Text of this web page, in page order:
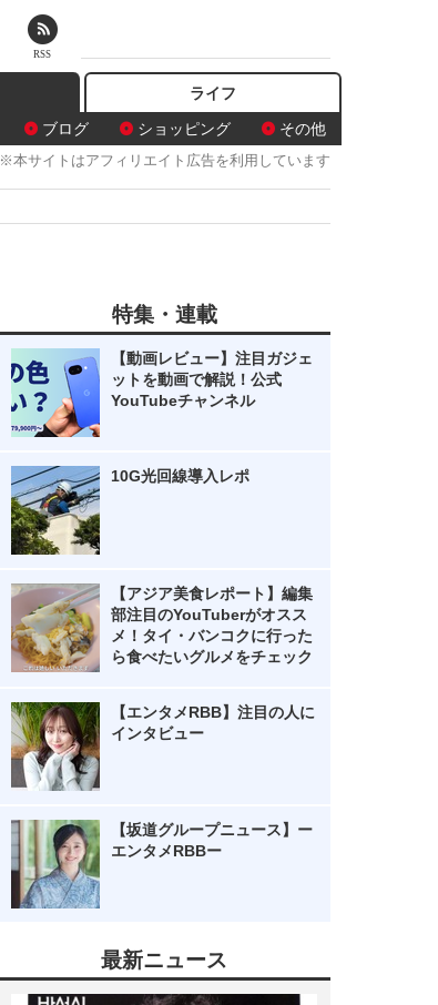
ブログ ショッピング その他
ライフ
※本サイトはアフィリエイト広告を利用しています
特集・連載
【動画レビュー】注目ガジェ
ットを動画で解説！公式
YouTubeチャンネル
10G光回線導入レポ
【アジア美食レポート】編集
部注目のYouTuberがオスス
メ！タイ・バンコクに行った
ら食べたいグルメをチェック
【エンタメRBB】注目の人に
インタビュー
【坂道グループニュース】ー
エンタメRBBー
最新ニュース
RSS